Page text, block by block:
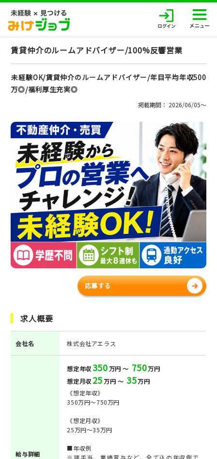
賃貸仲介のルームアドバイザー/100%反響営業
未経験OK/賃貸仲介のルームアドバイザー/年目平均年収500
万◎/福利厚生充実◎
掲載期間： 2026/06/05〜
応募する
求人概要
会社名 株式会社アエラス
給与詳細
想定年収350万円 ～ 750万円
想定月収 25万円 ～ 35万円
《想定年収》
350万円～750万円
《想定月収》
25万円～35万円
■年収例